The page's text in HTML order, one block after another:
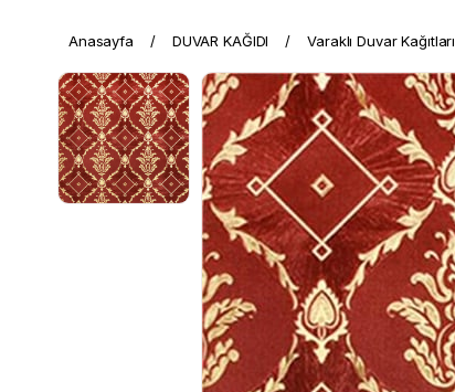
Anasayfa DUVAR KAĞIDI Varaklı Duvar Kağıtları